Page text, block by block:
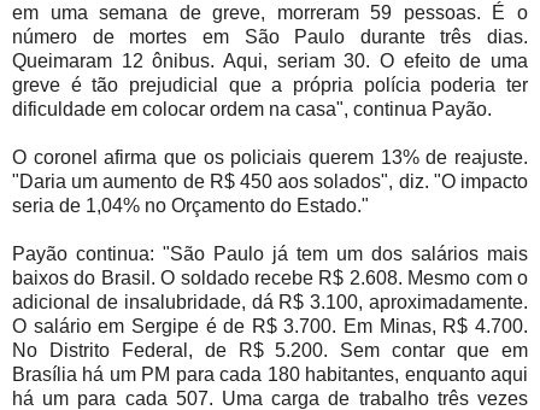
em uma semana de greve, morreram 59 pessoas. É o
número de mortes em São Paulo durante três dias.
Queimaram 12 ônibus. Aqui, seriam 30. O efeito de uma
greve é tão prejudicial que a própria polícia poderia ter
dificuldade em colocar ordem na casa", continua Payão.
O coronel afirma que os policiais querem 13% de reajuste.
"Daria um aumento de R$ 450 aos solados", diz. "O impacto
seria de 1,04% no Orçamento do Estado."
Payão continua: "São Paulo já tem um dos salários mais
baixos do Brasil. O soldado recebe R$ 2.608. Mesmo com o
adicional de insalubridade, dá R$ 3.100, aproximadamente.
O salário em Sergipe é de R$ 3.700. Em Minas, R$ 4.700.
No Distrito Federal, de R$ 5.200. Sem contar que em
Brasília há um PM para cada 180 habitantes, enquanto aqui
há um para cada 507. Uma carga de trabalho três vezes